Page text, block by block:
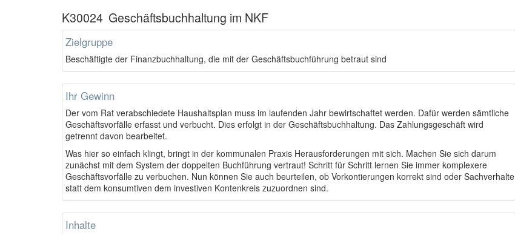
K30024 Geschäftsbuchhaltung im NKF
Zielgruppe
Beschäftigte der Finanzbuchhaltung, die mit der Geschäftsbuchführung betraut sind
Ihr Gewinn
Der vom Rat verabschiedete Haushaltsplan muss im laufenden Jahr bewirtschaftet werden. Dafür werden sämtliche
Geschäftsvorfälle erfasst und verbucht. Dies erfolgt in der Geschäftsbuchhaltung. Das Zahlungsgeschäft wird
getrennt davon bearbeitet.
Was hier so einfach klingt, bringt in der kommunalen Praxis Herausforderungen mit sich. Machen Sie sich darum
zunächst mit dem System der doppelten Buchführung vertraut! Schritt für Schritt lernen Sie immer komplexere
Geschäftsvorfälle zu verbuchen. Nun können Sie auch beurteilen, ob Vorkontierungen korrekt sind oder Sachverhalte
statt dem konsumtiven dem investiven Kontenkreis zuzuordnen sind.
Inhalte